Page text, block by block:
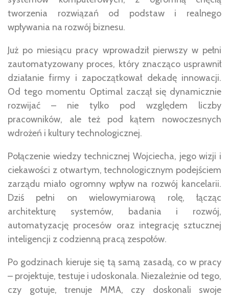
tworzenia rozwiązań od podstaw i realnego
wpływania na rozwój biznesu.
Już po miesiącu pracy wprowadził pierwszy w pełni
zautomatyzowany proces, który znacząco usprawnił
działanie firmy i zapoczątkował dekadę innowacji.
Od tego momentu Optimal zaczął się dynamicznie
rozwijać – nie tylko pod względem liczby
pracowników, ale też pod kątem nowoczesnych
wdrożeń i kultury technologicznej.
Połączenie wiedzy technicznej Wojciecha, jego wizji i
ciekawości z otwartym, technologicznym podejściem
zarządu miało ogromny wpływ na rozwój kancelarii.
Dziś pełni on wielowymiarową rolę, łącząc
architekturę systemów, badania i rozwój,
automatyzację procesów oraz integrację sztucznej
inteligencji z codzienną pracą zespołów.
Po godzinach kieruje się tą samą zasadą, co w pracy
– projektuje, testuje i udoskonala. Niezależnie od tego,
czy gotuje, trenuje MMA, czy doskonali swoje